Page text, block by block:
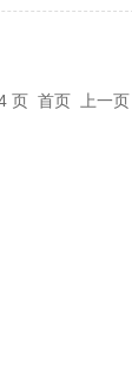
页 首页 上一页